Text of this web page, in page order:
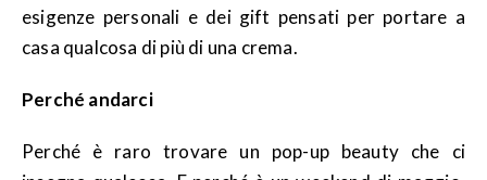
esigenze personali e dei gift pensati per portare a
casa qualcosa di più di una crema.
Perché andarci
Perché è raro trovare un pop-up beauty che ci